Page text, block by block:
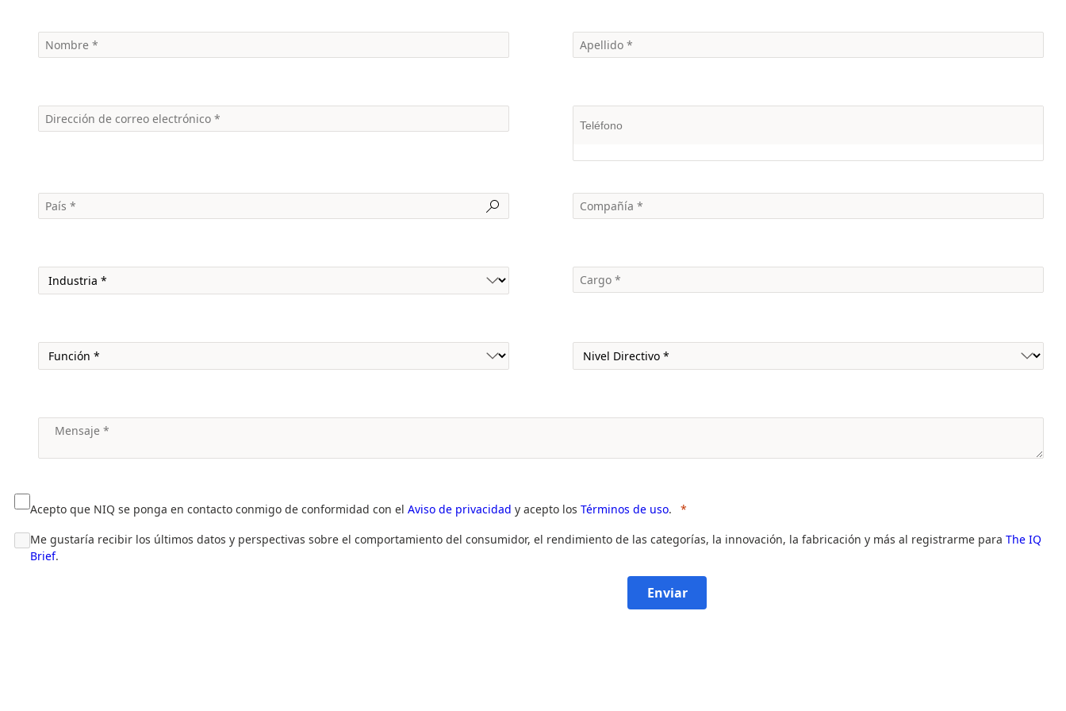
Acepto que NIQ se ponga en contacto conmigo de conformidad con el Aviso de privacidad y acepto los Términos de uso.
Me gustaría recibir los últimos datos y perspectivas sobre el comportamiento del consumidor, el rendimiento de las categorías, la innovación, la fabricación y más al registrarme para The IQ
Brief.
Enviar